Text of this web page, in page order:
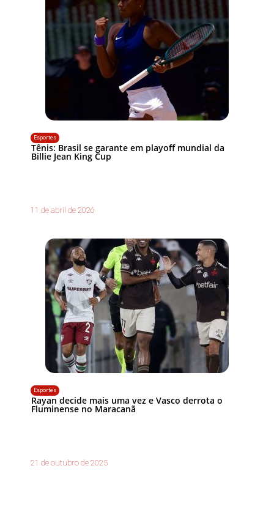
Esportes
Tênis: Brasil se garante em playoff mundial da
Billie Jean King Cup
11 de abril de 2026
Esportes
Rayan decide mais uma vez e Vasco derrota o
Fluminense no Maracanã
21 de outubro de 2025